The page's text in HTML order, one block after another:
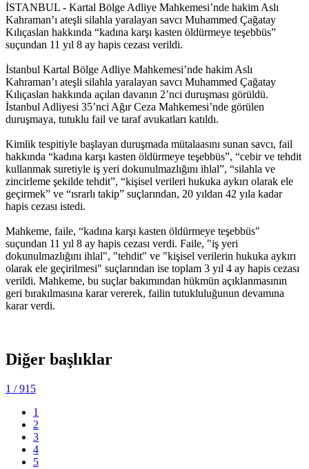
İSTANBUL - Kartal Bölge Adliye Mahkemesi’nde hakim Aslı
Kahraman’ı ateşli silahla yaralayan savcı Muhammed Çağatay
Kılıçaslan hakkında “kadına karşı kasten öldürmeye teşebbüs”
suçundan 11 yıl 8 ay hapis cezası verildi.
İstanbul Kartal Bölge Adliye Mahkemesi’nde hakim Aslı
Kahraman’ı ateşli silahla yaralayan savcı Muhammed Çağatay
Kılıçaslan hakkında açılan davanın 2’nci duruşması görüldü.
İstanbul Adliyesi 35’nci Ağır Ceza Mahkemesi’nde görülen
duruşmaya, tutuklu fail ve taraf avukatları katıldı.
Kimlik tespitiyle başlayan duruşmada mütalaasını sunan savcı, fail
hakkında “kadına karşı kasten öldürmeye teşebbüs”, “cebir ve tehdit
kullanmak suretiyle iş yeri dokunulmazlığını ihlal”, “silahla ve
zincirleme şekilde tehdit”, “kişisel verileri hukuka aykırı olarak ele
geçirmek” ve “ısrarlı takip” suçlarından, 20 yıldan 42 yıla kadar
hapis cezası istedi.
Mahkeme, faile, “kadına karşı kasten öldürmeye teşebbüs"
suçundan 11 yıl 8 ay hapis cezası verdi. Faile, "iş yeri
dokunulmazlığını ihlal", "tehdit" ve "kişisel verilerin hukuka aykırı
olarak ele geçirilmesi" suçlarından ise toplam 3 yıl 4 ay hapis cezası
verildi. Mahkeme, bu suçlar bakımından hükmün açıklanmasının
geri bırakılmasına karar vererek, failin tutukluluğunun devamına
karar verdi.
Diğer başlıklar
1 / 915
1
2
3
4
5